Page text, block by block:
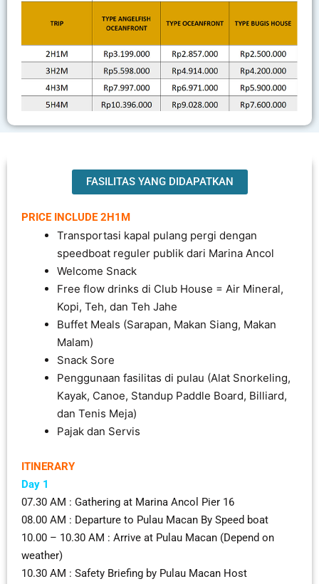
FASILITAS YANG DIDAPATKAN
PRICE INCLUDE 2H1M
Transportasi kapal pulang pergi dengan
speedboat reguler publik dari Marina Ancol
Welcome Snack
Free flow drinks di Club House = Air Mineral,
Kopi, Teh, dan Teh Jahe
Buffet Meals (Sarapan, Makan Siang, Makan
Malam)
Snack Sore
Penggunaan fasilitas di pulau (Alat Snorkeling,
Kayak, Canoe, Standup Paddle Board, Billiard,
dan Tenis Meja)
Pajak dan Servis
ITINERARY
Day 1
07.30 AM : Gathering at Marina Ancol Pier 16
08.00 AM : Departure to Pulau Macan By Speed boat
10.00 – 10.30 AM : Arrive at Pulau Macan (Depend on
weather)
10.30 AM : Safety Briefing by Pulau Macan Host